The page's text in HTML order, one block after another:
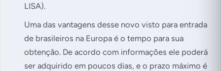
LISA).
Uma das vantagens desse novo visto para entrada
de brasileiros na Europa é o tempo para sua
obtenção. De acordo com informações ele poderá
ser adquirido em poucos dias, e o prazo máximo é